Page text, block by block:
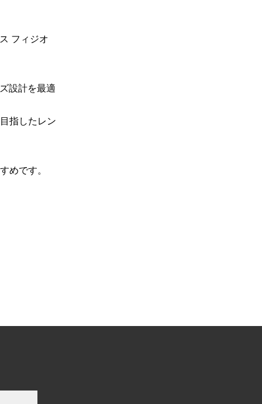
フィジオ
設計を最適
指したレン
めです。